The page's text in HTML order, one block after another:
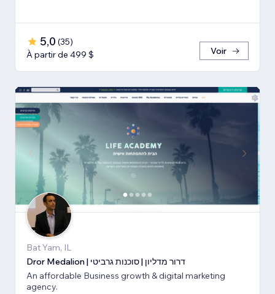
5,0 (35)
À partir de 499 $
Voir
Bat Yam, IL
Dror Medalion | דרור מדליון | סוכנות גרביטי
An affordable Business growth & digital marketing
agency.